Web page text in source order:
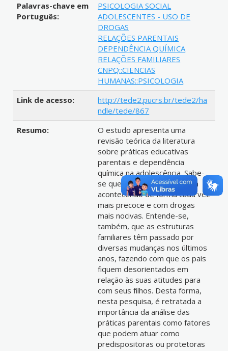
Palavras-chave em
Português:
PSICOLOGIA SOCIAL
ADOLESCENTES - USO DE
DROGAS
RELAÇÕES PARENTAIS
DEPENDÊNCIA QUÍMICA
RELAÇÕES FAMILIARES
CNPQ::CIENCIAS
HUMANAS::PSICOLOGIA
Link de acesso:
http://tede2.pucrs.br/tede2/ha
ndle/tede/867
Resumo:
O estudo apresenta uma
revisão teórica da literatura
sobre práticas educativas
parentais e dependência
química na adolescência. Sabe-
se que o uso de drogas vem
acontecendo de forma cada vez
mais precoce e com drogas
mais nocivas. Entende-se,
também, que as estruturas
familiares têm passado por
diversas mudanças nos últimos
anos, fazendo com que os pais
fiquem desorientados em
relação às suas atitudes para
com seus filhos. Desta forma,
nesta pesquisa, é retratada a
importância da análise das
práticas parentais como fatores
que podem atuar como
predispositoras ou protetoras